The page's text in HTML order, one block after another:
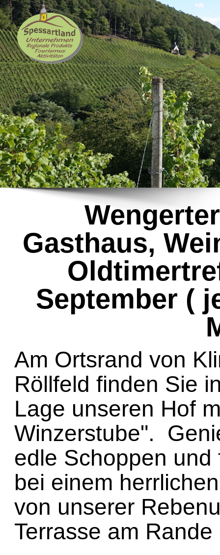
Gasthaus,
September (
Am Ortsrand von
Röllfeld finden Sie
Lage unseren Hof
Winzerstube".
edle Schoppen
bei einem
von unserer
Terrasse am